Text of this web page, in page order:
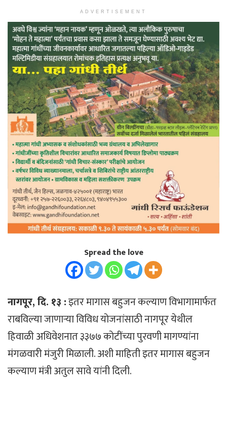
ADVERTISEMENT
Spread the love
नागपूर, दि. १३ :इतर मागास बहुजन कल्याण विभागामार्फत
राबविल्या जाणाऱ्या विविध योजनांसाठी नागपूर येथील
हिवाळी अधिवेशनात ३३७७ कोटींच्या पुरवणी मागण्यांना
मंगळवारी मंजुरी मिळाली. अशी माहिती इतर मागास बहुजन
कल्याण मंत्री अतुल सावे यांनी दिली.